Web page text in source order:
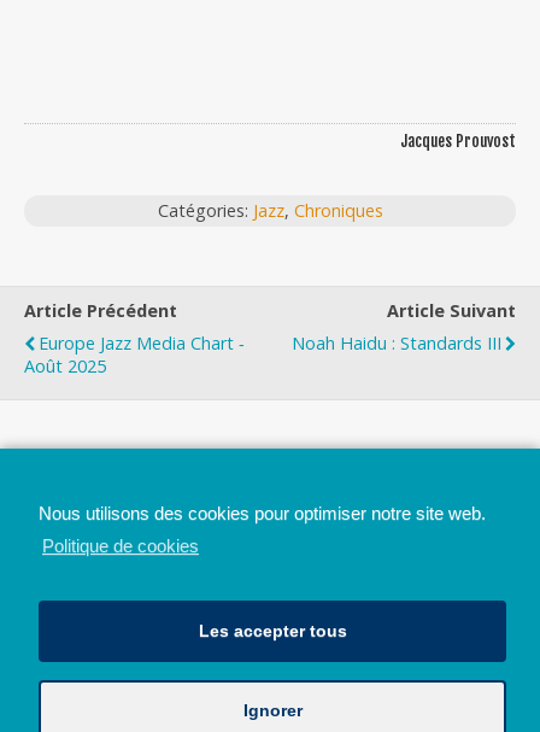
Jacques Prouvost
Catégories: Jazz, Chroniques
Article Précédent
Europe Jazz Media Chart ‐
Août 2025
Article Suivant
Noah Haidu : Standards III
Avec le soutien de la Province de Liège
Nous utilisons des cookies pour optimiser notre site web.
Politique de cookies
Les accepter tous
Ignorer